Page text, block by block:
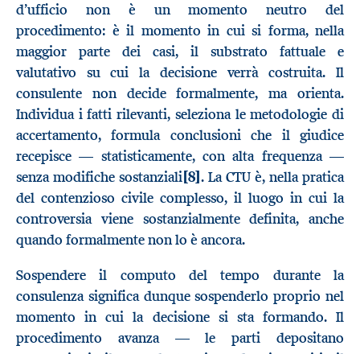
d’ufficio non è un momento neutro del
procedimento: è il momento in cui si forma, nella
maggior parte dei casi, il substrato fattuale e
valutativo su cui la decisione verrà costruita. Il
consulente non decide formalmente, ma orienta.
Individua i fatti rilevanti, seleziona le metodologie di
accertamento, formula conclusioni che il giudice
recepisce — statisticamente, con alta frequenza —
senza modifiche sostanziali[8]. La CTU è, nella pratica
del contenzioso civile complesso, il luogo in cui la
controversia viene sostanzialmente definita, anche
quando formalmente non lo è ancora.
Sospendere il computo del tempo durante la
consulenza significa dunque sospenderlo proprio nel
momento in cui la decisione si sta formando. Il
procedimento avanza — le parti depositano